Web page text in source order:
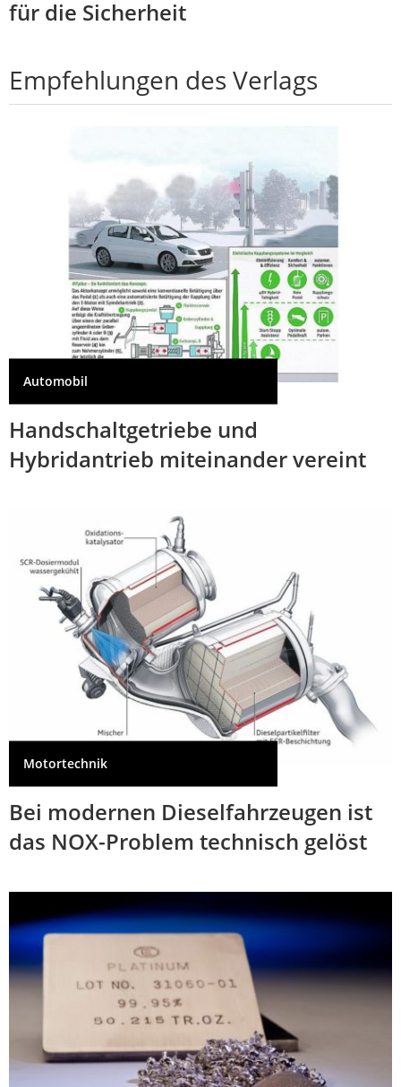
für die Sicherheit
Empfehlungen des Verlags
Automobil
Handschaltgetriebe und
Hybridantrieb miteinander vereint
Motortechnik
Bei modernen Dieselfahrzeugen ist
das NOX-Problem technisch gelöst